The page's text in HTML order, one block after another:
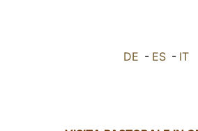
DE - ES - IT